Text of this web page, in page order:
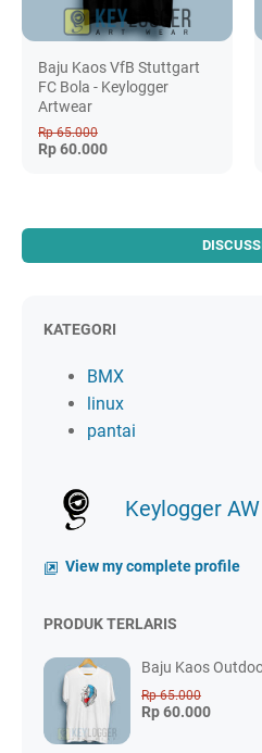
Baju Kaos VfB Stuttgart
FC Bola - Keylogger
Artwear
Rp 65.000
Rp 60.000
KATEGORI
BMX
linux
pantai
Keylogger AW
View my complete profile
PRODUK TERLARIS
Baju Kaos
Rp 65.000
Rp 60.000